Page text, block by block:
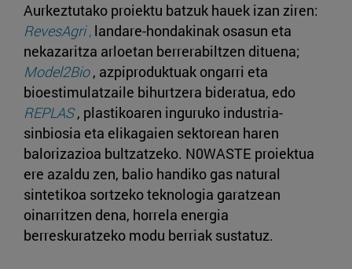
Aurkeztutako proiektu batzuk hauek izan ziren:
RevesAgri, landare-hondakinak osasun eta
nekazaritza arloetan berrerabiltzen dituena;
Model2Bio, azpiproduktuak ongarri eta
bioestimulatzaile bihurtzera bideratua, edo
REPLAS, plastikoaren inguruko industria-
sinbiosia eta elikagaien sektorean haren
balorizazioa bultzatzeko. N0WASTE proiektua
ere azaldu zen, balio handiko gas natural
sintetikoa sortzeko teknologia garatzean
oinarritzen dena, horrela energia
berreskuratzeko modu berriak sustatuz.